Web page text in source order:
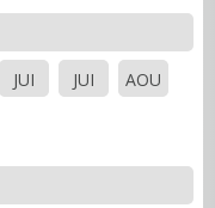
JUI JUI
AOU